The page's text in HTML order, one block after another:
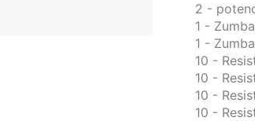
2 -
1 -
1 -
10 -
10 -
10 -
10 -